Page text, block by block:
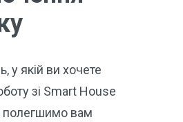
у якій ви хочете
зі Smart House
вам